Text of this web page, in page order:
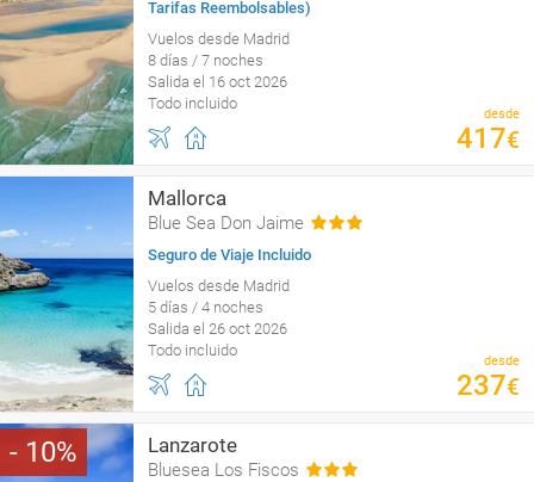
Tarifas Reembolsables)
Vuelos desde Madrid
8 días / 7 noches
Salida el 16 oct 2026
Todo incluido
desde
417€
Mallorca
Blue Sea Don Jaime
Seguro de Viaje Incluido
Vuelos desde Madrid
5 días / 4 noches
Salida el 26 oct 2026
Todo incluido
desde
237€
10 Lanzarote
Bluesea Los Fiscos